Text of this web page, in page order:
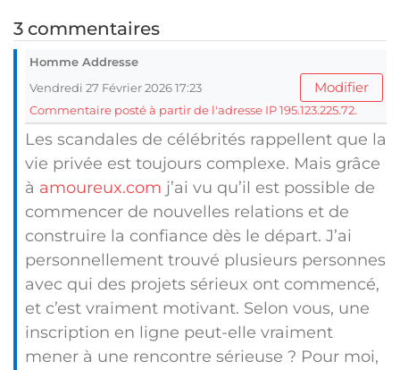
3 commentaires
Homme Addresse
Vendredi 27 Février 2026 17:23
Modifier
Commentaire posté à partir de l'adresse IP 195.123.225.72.
Les scandales de célébrités rappellent que la
vie privée est toujours complexe. Mais grâce
à amoureux.com j’ai vu qu’il est possible de
commencer de nouvelles relations et de
construire la confiance dès le départ. J’ai
personnellement trouvé plusieurs personnes
avec qui des projets sérieux ont commencé,
et c’est vraiment motivant. Selon vous, une
inscription en ligne peut-elle vraiment
mener à une rencontre sérieuse ? Pour moi,